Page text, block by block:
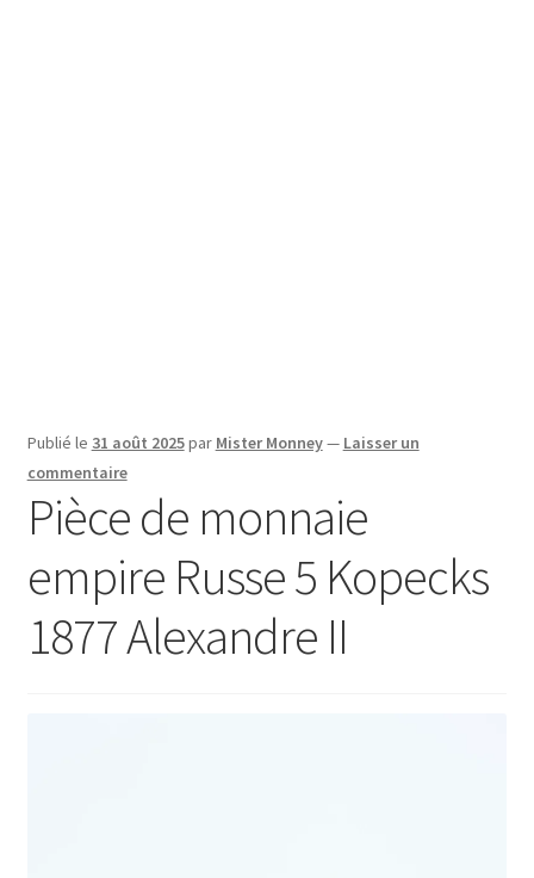
Publié le 31 août 2025par Mister Monney— Laisser un
commentaire
Pièce de monnaie
empire Russe 5 Kopecks
1877 Alexandre II